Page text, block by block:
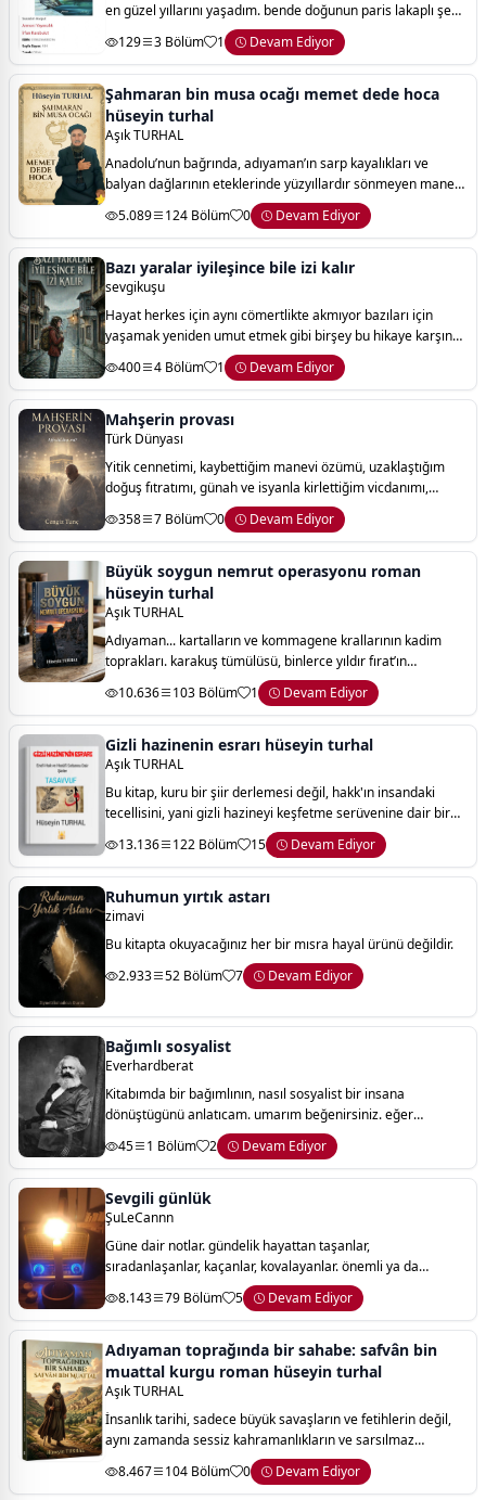
en güzel yıllarını yaşadım. bende doğunun paris lakaplı şehri
elazığ'a ekmeği ve suyu hatırına karşılığını vermek istedim
ve verdiğimi de sanıyoru
129 3 Bölüm 1 Devam Ediyor
Şahmaran bin musa ocağı memet dede hoca
hüseyin turhal
Aşık TURHAL
Anadolu’nun bağrında, adıyaman’ın sarp kayalıkları ve
balyan dağlarının eteklerinde yüzyıllardır sönmeyen manevi
bir meşale parıldıyor: şahmaran bin musa ocağı. bu kitap;
ömrünü hakk’ın kelamına, kur'
5.089 124 Bölüm 0 Devam Ediyor
Bazı yaralar iyileşince bile izi kalır
sevgikuşu
Hayat herkes için aynı cömertlikte akmıyor bazıları için
yaşamak yeniden umut etmek gibi birşey bu hikaye karşına
çıkan engelleri aşmak için birbirinin elini her daim tutmaya
çalışan anneyle küçük bir
400 4 Bölüm 1 Devam Ediyor
Mahşerin provası
Türk Dünyası
Yitik cennetimi, kaybettiğim manevi özümü, uzaklaştığım
doğuş fıtratımı, günah ve isyanla kirlettiğim vicdanımı,
harabeye dönen yüreğimi, eski ve modern hurafelerin
çöplüğüne dönen aklımı, kendimi ara
358 7 Bölüm 0 Devam Ediyor
Büyük soygun nemrut operasyonu roman
hüseyin turhal
Aşık TURHAL
Adıyaman... kartalların ve kommagene krallarının kadim
toprakları. karakuş tümülüsü, binlerce yıldır fırat’ın
kenarında, kommagene krallığı’nın kayıp bir sırrını, efsanevi
kraliyet mührü’nü saklıyord
10.636 103 Bölüm 1 Devam Ediyor
Gizli hazinenin esrarı hüseyin turhal
Aşık TURHAL
Bu kitap, kuru bir şiir derlemesi değil, hakk'ın insandaki
tecellisini, yani gizli hazineyi keşfetme serüvenine dair bir
davettir. "ene'l-hak" sırrı—"ben hakk'ım"—bu yolculuğun
zirvesidir; mansur'un d
13.136 122 Bölüm 15 Devam Ediyor
Ruhumun yırtık astarı
zimavi
Bu kitapta okuyacağınız her bir mısra hayal ürünü değildir.
2.933
52 Bölüm 7 Devam Ediyor
Bağımlı sosyalist
Everhardberat
Kitabımda bir bağımlının, nasıl sosyalist bir insana
dönüştügünü anlatıcam. umarım beğenirsiniz. eğer
beğenilirse devamı gelicek sürekli olarak inşallah.
45 1 Bölüm 2 Devam Ediyor
Sevgili günlük
ŞuLeCannn
Güne dair notlar. gündelik hayattan taşanlar,
sıradanlaşanlar, kaçanlar, kovalayanlar. önemli ya da
önemsiz mevzular. algıya dönük gözlemler. algının ötesi
bazen. rüyalar, burçlar, şaka şaka biraz da
8.143 79 Bölüm 5 Devam Ediyor
Adıyaman toprağında bir sahabe: safvân bin
muattal kurgu roman hüseyin turhal
Aşık TURHAL
İnsanlık tarihi, sadece büyük savaşların ve fetihlerin değil,
aynı zamanda sessiz kahramanlıkların ve sarsılmaz
karakterlerin de tarihidir. bu kitabın sayfaları arasında
bulacağınız yolculuk, medine’n
8.467 104 Bölüm 0 Devam Ediyor